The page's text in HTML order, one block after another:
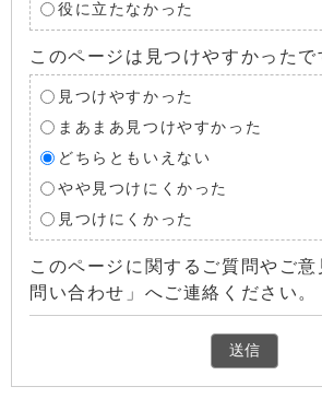
役に立たなかった
このページは見つけやすかったで
見つけやすかった
まあまあ見つけやすかった
どちらともいえない
やや見つけにくかった
見つけにくかった
このページに関するご質問やご
問い合わせ」へご連絡ください。